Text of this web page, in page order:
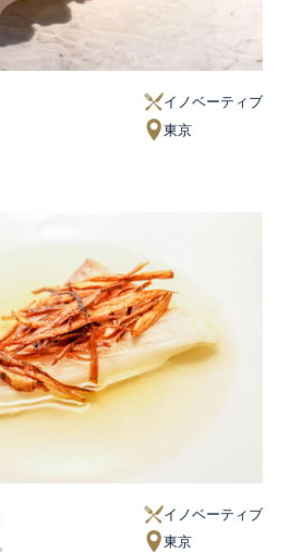
イノベーティブ
東京
イノベーティブ
東京